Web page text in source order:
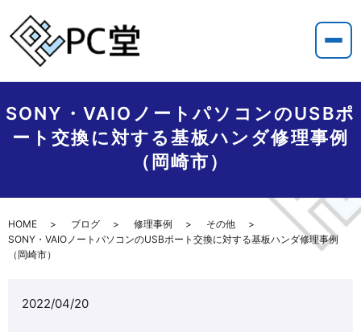
SONY・VAIOノートパソコンのUSBポ
ート交換に対する基板ハンダ修理事例
（岡崎市）
HOME ブログ 修理事例
その他
SONY・VAIOノートパソコンのUSBポート交換に対する基板ハンダ修理事例
（岡崎市）
2022/04/20